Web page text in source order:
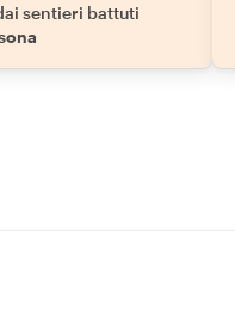
sentieri battuti